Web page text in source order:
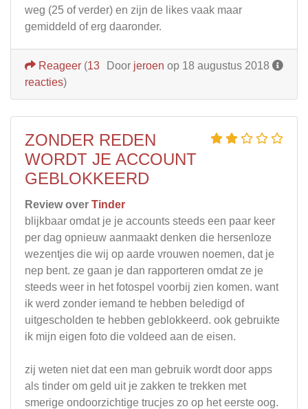
weg (25 of verder) en zijn de likes vaak maar
gemiddeld of erg daaronder.
Door jeroen op 18 augustus 2018
Reageer (13
reacties)
ZONDER REDEN
WORDT JE ACCOUNT
GEBLOKKEERD
Review over Tinder
blijkbaar omdat je je accounts steeds een paar keer
per dag opnieuw aanmaakt denken die hersenloze
wezentjes die wij op aarde vrouwen noemen, dat je
nep bent. ze gaan je dan rapporteren omdat ze je
steeds weer in het fotospel voorbij zien komen. want
ik werd zonder iemand te hebben beledigd of
uitgescholden te hebben geblokkeerd. ook gebruikte
ik mijn eigen foto die voldeed aan de eisen.
zij weten niet dat een man gebruik wordt door apps
als tinder om geld uit je zakken te trekken met
smerige ondoorzichtige trucjes zo op het eerste oog.